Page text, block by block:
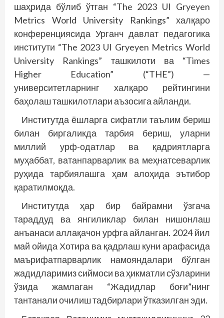
шаҳрида бўлиб ўтган “The 2023 UI Gryeyen
Metrics World University Rankings” халқаро
конференциясида Урганч давлат педагогика
институти “The 2023 UI Gryeyen Metrics World
University Rankings” ташкилоти ва “Times
Higher Education” (“THE”) —
университетларнинг халқаро рейтингини
баҳолаш ташкилотлари аъзосига айланди.
Институтда ёшларга сифатли таълим бериш
билан биргаликда тарбия бериш, уларни
миллий урф-одатлар ва қадриятларга
муҳаббат, ватанпарварлик ва меҳнатсеварлик
руҳида тарбиялашга ҳам алоҳида эътибор
қаратилмоқда.
Институтда ҳар бир байрамни ўзгача
тараддуд ва янгиликлар билан нишонлаш
анъанаси аллақачон урфга айланган. 2024 йил
май ойида Хотира ва қадрлаш куни арафасида
маърифатпарварлик намояндалари бўлган
жадидларимиз сиймоси ва ҳикматли сўзларини
ўзида жамлаган “Жадидлар боғи”нинг
тантанали очилиш тадбирлари ўтказилган эди.